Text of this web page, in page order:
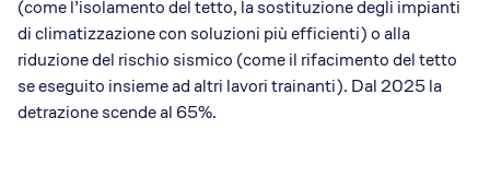
(come l’isolamento del tetto, la sostituzione degli impianti
di climatizzazione con soluzioni più efficienti) o alla
riduzione del rischio sismico (come il rifacimento del tetto
se eseguito insieme ad altri lavori trainanti). Dal 2025 la
detrazione scende al 65%.